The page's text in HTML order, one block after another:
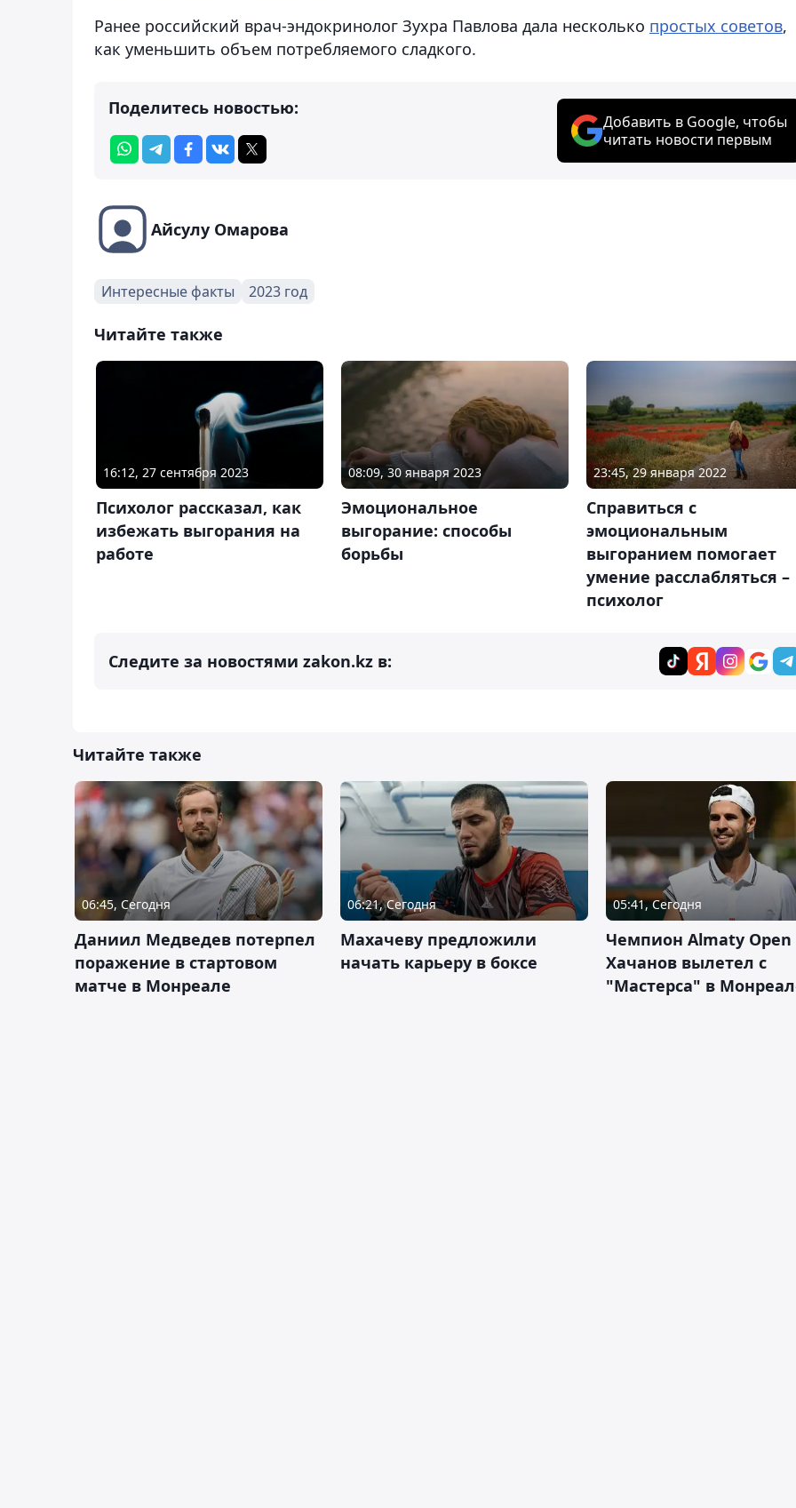
Ранее российский врач-эндокринолог Зухра Павлова дала несколько простых советов,
как уменьшить объем потребляемого сладкого.
Поделитесь новостью:
Добавить в Google, чтобы
читать новости первым
Айсулу Омарова
Интересные факты 2023 год
Читайте также
16:12, 27 сентября 2023
Психолог рассказал, как
избежать выгорания на
работе
08:09, 30 января 2023
Эмоциональное
выгорание: способы
борьбы
23:45, 29 января 2022
Справиться с
эмоциональным
выгоранием помогает
умение расслабляться –
психолог
Следите за новостями zakon.kz в:
Читайте также
06:45, Сегодня
Даниил Медведев потерпел
поражение в стартовом
матче в Монреале
06:21, Сегодня
Махачеву предложили
начать карьеру в боксе
05:41, Сегодня
Чемпион Almaty Open
Хачанов вылетел с
"Мастерса" в